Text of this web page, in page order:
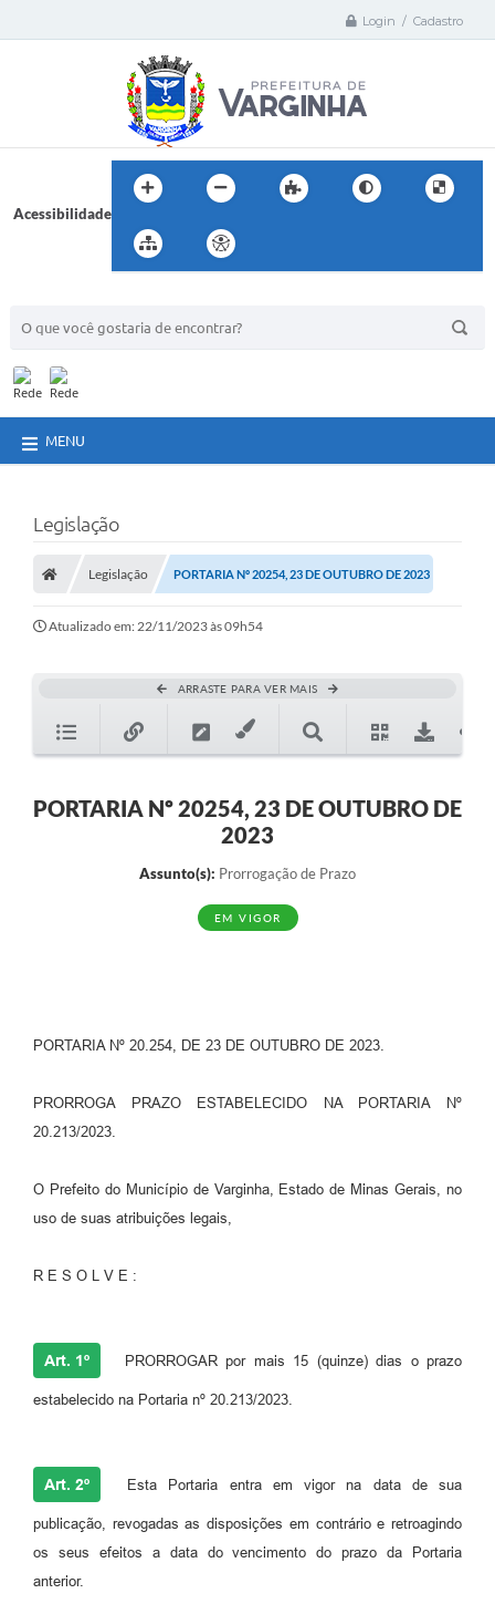
Login / Cadastro
Acessibilidade
MENU
Legislação
Legislação PORTARIA Nº 20254, 23 DE OUTUBRO DE 2023
Atualizado em: 22/11/2023 às 09h54
ARRASTE PARA VER MAIS
PORTARIA Nº 20254, 23 DE OUTUBRO DE
2023
Assunto(s): Prorrogação de Prazo
EM VIGOR
PORTARIA Nº 20.254, DE 23 DE OUTUBRO DE 2023.
PRORROGA PRAZO ESTABELECIDO NA PORTARIA Nº
20.213/2023.
O Prefeito do Município de Varginha, Estado de Minas Gerais, no
uso de suas atribuições legais,
R E S O L V E :
Art. 1º PRORROGAR por mais 15 (quinze) dias o prazo
estabelecido na Portaria nº 20.213/2023.
Art. 2º Esta Portaria entra em vigor na data de sua
publicação, revogadas as disposições em contrário e retroagindo
os seus efeitos a data do vencimento do prazo da Portaria
anterior.